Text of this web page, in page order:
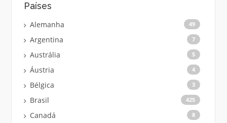
Países
Alemanha 49
Argentina 7
Austrália 5
Áustria 4
Bélgica 3
Brasil 425
Canadá 8